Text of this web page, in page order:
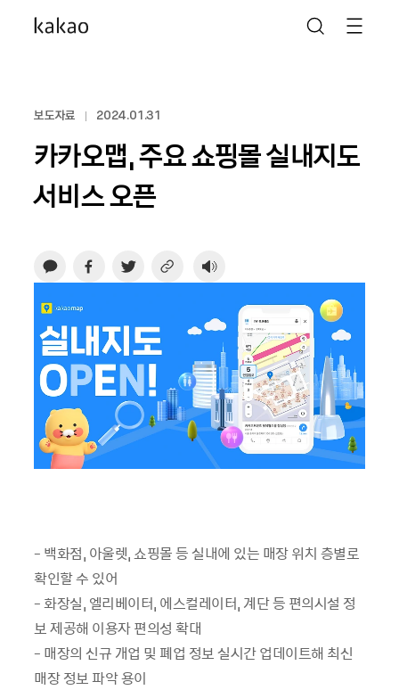
보도자료 2024.01.31
카카오맵, 주요 쇼핑몰 실내지도
서비스 오픈
- 백화점, 아울렛, 쇼핑몰 등 실내에 있는 매장 위치 층별로
확인할 수 있어
- 화장실, 엘리베이터, 에스컬레이터, 계단 등 편의시설 정
보 제공해 이용자 편의성 확대
- 매장의 신규 개업 및 폐업 정보 실시간 업데이트해 최신
매장 정보 파악 용이